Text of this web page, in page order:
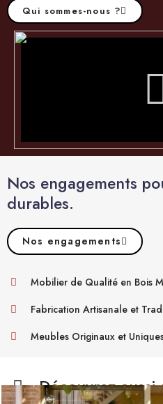
Qui sommes-nous ?
Nos engagements
durables.
Nos engagements
Mobilier de Qualité en Bois
Fabrication Artisanale et
Meubles Originaux et
Découvrez